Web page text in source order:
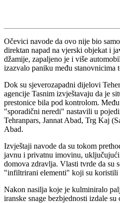
Očevici navode da ovo nije bio
direktan napad na vjerski objekat i
džamije, zapaljeno je i više
izazvalo paniku među stanovnicima
Dok su sjeverozapadni dijelovi
agencije Tasnim izvještavaju da je
prestonice bila pod kontrolom.
"sporadični neredi" nastavili u
Tehranpars, Jannat Abad, Trg Kaj
Abad.
Izvještaji navode da su tokom
javnu i privatnu imovinu,
domova zdravlja. Vlasti tvrde da su
"infiltrirani elementi" koji su koristili
Nakon nasilja koje je kulminiralo
iranske snage bezbjednosti izdale su